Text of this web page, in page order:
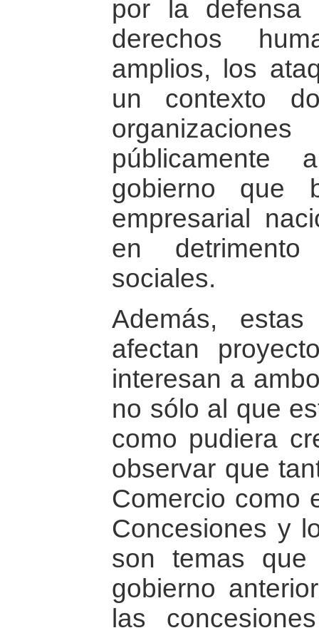
por la defensa
derechos
amplios, los
un contexto
públicamente
gobierno que
empresarial
en
sociales.
Además, estas
afectan
interesan a
no sólo al que
como pudiera
observar que
Comercio como
Concesiones y
son temas
gobierno
las